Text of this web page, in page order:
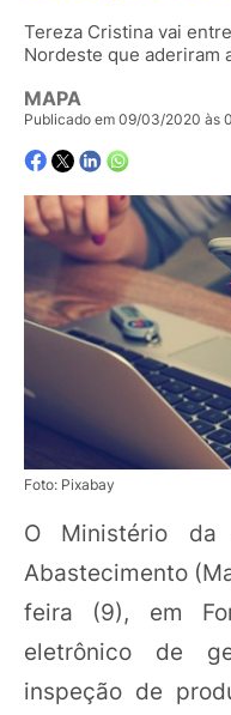
Tereza Cristina vai
Nordeste que aderiram
MAPA
Publicado em 09/03/2020 às
Foto: Pixabay
O Ministério da
Abastecimento
feira (9), em
eletrônico de
inspeção de